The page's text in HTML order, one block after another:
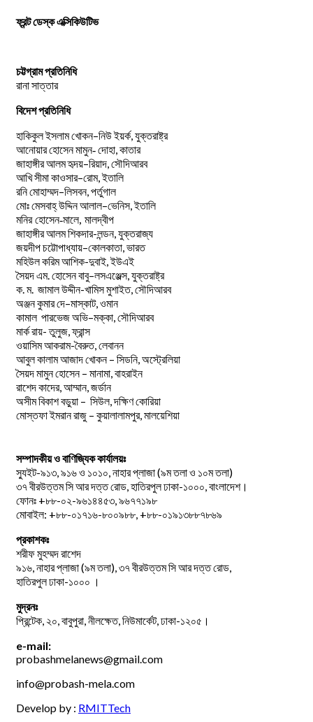
ফ্রন্ট ডেস্ক এক্সিকিউটিভ
চট্টগ্রাম প্রতিনিধি
রানা সাত্তার
বিদেশ প্রতিনিধি
হাকিকুলইসলামখোকন–নিউইয়র্ক,যুক্তরাষ্ট্র
আনোয়ারহোসেনমামুন-দোহা,কাতার
জাহাঙ্গীরআলমহৃদয়–রিয়াদ,সৌদিআরব
আখিসীমাকাওসার–রোম,ইতালি
রনিমোহাম্মদ–লিসবন,পর্তুগাল
মোঃমেসবাহ্উদ্দিনআলাল–ভেনিস,ইতালি
মনির হোসেন-মালে, মালদ্বীপ
জাহাঙ্গীর আলম শিকদার-লন্ডন, যুক্তরাজ্য
জয়দীপচট্টোপাধ্যায়–কোলকাতা,ভারত
মহিউল করিম আশিক-দুবাই, ইউএই
সৈয়দএম.হোসেনবাবু–লসএঞ্জেল্স,যুক্তরাষ্ট্র
ক.ম. জামালউদ্দীন-খামিস মুশাইত,সৌদিআরব
অঞ্জনকুমারদে–মাস্কাট,ওমান
কামাল পারভেজঅভি–মক্কা,সৌদিআরব
মার্ক রায়- তুলুজ, ফ্রান্স
ওয়াসিম আকরাম-বৈরুত, লেবানন
আবুল কালাম আজাদ খোকন – সিডনি, অস্ট্রেলিয়া
সৈয়দ মামুন হোসেন – মানামা, বাহরাইন
রাশেদ কাদের, আম্মান, জর্ডান
অসীম বিকাশ বড়ুয়া – সিউল, দক্ষিণ কোরিয়া
মোস্তফা ইমরান রাজু – কুয়ালালামপুর, মালয়েশিয়া
সম্পাদকীয় ও বাণিজ্যিক কার্যালয়ঃ
স্যুইট-৯১৩, ৯১৬ ও ১০১০, নাহার প্লাজা (৯ম তলা ও ১০ম তলা)
৩৭ বীরউত্তম সি আর দত্ত রোড, হাতিরপুল ঢাকা-১০০০, বাংলাদেশ।
ফোনঃ +৮৮-০২-৯৬১৪৪৫৩, ৯৬৭৭১৯৮
মোবাইল: +৮৮-০১৭১৬-৮০০৯৮৮, +৮৮-০১৯১৩৮৮৭৮৬৯
প্রকাশকঃ
শরীফ মুহম্মদ রাশেদ
৯১৬, নাহার প্লাজা (৯ম তলা), ৩৭ বীরউত্তম সি আর দত্ত রোড,
হাতিরপুল ঢাকা-১০০০ ।
মুদ্রনঃ
প্রিন্টেক, ২০, বাবুপুরা, নীলক্ষেত, নিউমার্কেট, ঢাকা-১২০৫।
e-mail:
probashmelanews@gmail.com
info@probash-mela.com
Develop by : RMITTech